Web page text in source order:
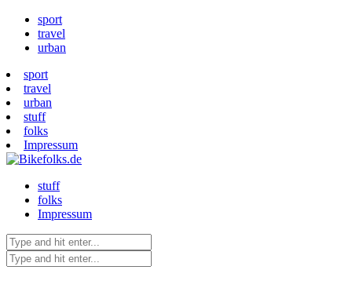
sport
travel
urban
sport
travel
urban
stuff
folks
Impressum
stuff
folks
Impressum